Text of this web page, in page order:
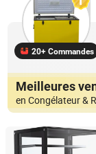
20+ Commandes
Meilleures
Qingdao Yunlei